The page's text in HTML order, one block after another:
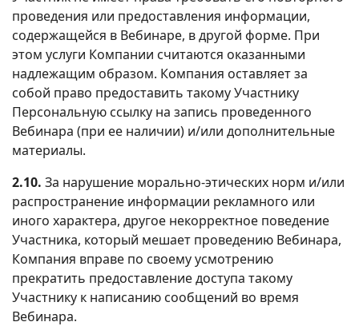
проведения или предоставления информации,
содержащейся в Вебинаре, в другой форме. При
этом услуги Компании считаются оказанными
надлежащим образом. Компания оставляет за
собой право предоставить такому Участнику
Персональную ссылку на запись проведенного
Вебинара (при ее наличии) и/или дополнительные
материалы.
2.10. За нарушение морально-этических норм и/или
распространение информации рекламного или
иного характера, другое некорректное поведение
Участника, который мешает проведению Вебинара,
Компания вправе по своему усмотрению
прекратить предоставление доступа такому
Участнику к написанию сообщений во время
Вебинара.